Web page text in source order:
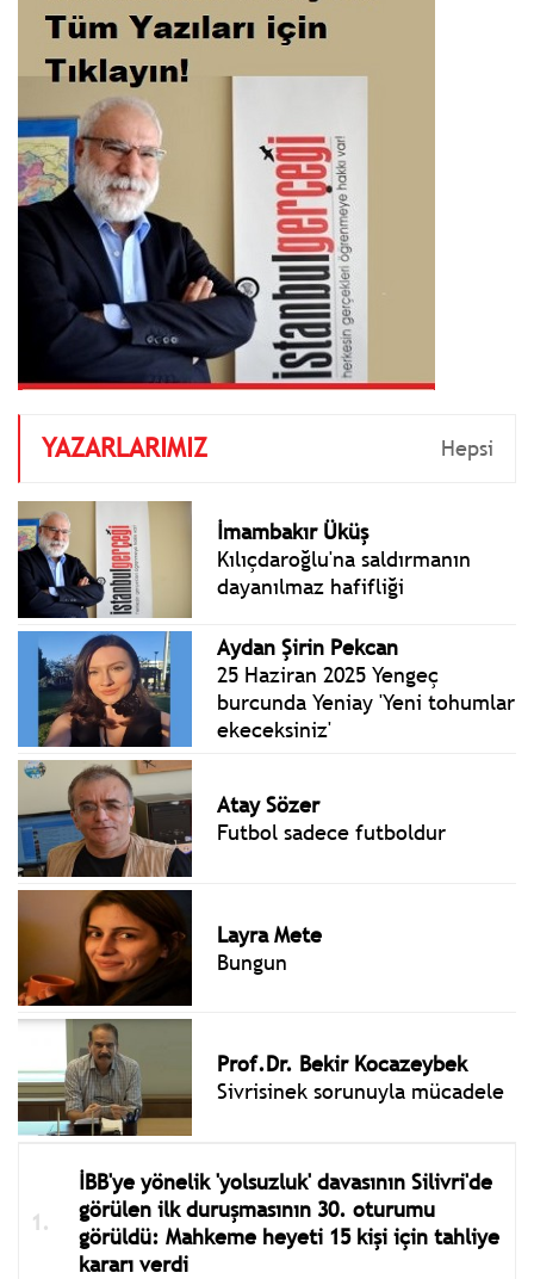
YAZARLARIMIZ Hepsi
İmambakır Üküş
Kılıçdaroğlu'na saldırmanın
dayanılmaz hafifliği
Aydan Şirin Pekcan
25 Haziran 2025 Yengeç
burcunda Yeniay 'Yeni tohumlar
ekeceksiniz'
Atay Sözer
Futbol sadece futboldur
Layra Mete
Bungun
Prof.Dr. Bekir Kocazeybek
Sivrisinek sorunuyla mücadele
İBB'ye yönelik 'yolsuzluk' davasının Silivri'de
görülen ilk duruşmasının 30. oturumu
görüldü: Mahkeme heyeti 15 kişi için tahliye
kararı verdi